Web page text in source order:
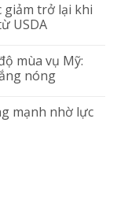
giảm trở lại khi
USDA
mùa vụ Mỹ:
nóng
mạnh nhờ lực